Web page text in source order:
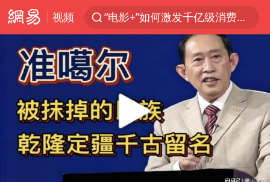
视频
“电影+”如何激发千亿级消费新活力？
美股创4月份以来最大单周涨幅
台风白海豚已进入24小时警戒线
“东北超”哈尔滨主场收官战小贴士
泰国校园枪击事件已致8死30余伤
女子被狗舔脚确诊三级暴露 医生回应
俄黑客称掌握北约直接参与袭俄证据
12:01